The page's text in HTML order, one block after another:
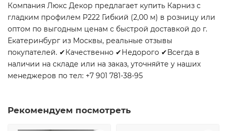
Компания Люкс Декор предлагает купить Карниз с
гладким профилем P222 Гибкий (2,00 м) в розницу или
оптом по выгодным ценам с быстрой доставкой до г.
Екатеринбург из Москвы, реальные отзывы
покупателей. ✔Качественно ✔Недорого ✔Всегда в
наличии на складе или на заказ, уточняйте у наших
менеджеров по тел: +7 901 781-38-95
Рекомендуем посмотреть